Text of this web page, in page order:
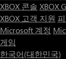
XBOX 콘솔 XBOX
XBOX 고객 지원
Microsoft 계정
게임
한국어(대한민국)